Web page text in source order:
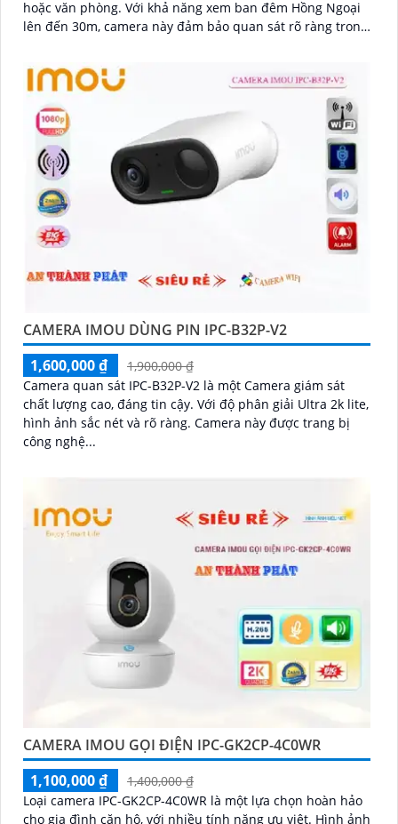
hoặc văn phòng. Với khả năng xem ban đêm Hồng Ngoại
lên đến 30m, camera này đảm bảo quan sát rõ ràng trong
CAMERA IMOU DÙNG PIN IPC-B32P-V2
1,600,000 ₫
1,900,000 ₫
Camera quan sát IPC-B32P-V2 là một Camera giám sát
chất lượng cao, đáng tin cậy. Với độ phân giải Ultra 2k lite,
hình ảnh sắc nét và rõ ràng. Camera này được trang bị
công nghệ...
CAMERA IMOU GỌI ĐIỆN IPC-GK2CP-4C0WR
1,100,000 ₫
1,400,000 ₫
Loại camera IPC-GK2CP-4C0WR là một lựa chọn hoàn hảo
cho gia đình căn hộ, với nhiều tính năng ưu việt. Hình ảnh